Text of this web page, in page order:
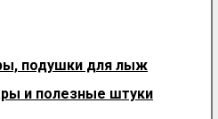
подушки для лыж
и полезные штуки